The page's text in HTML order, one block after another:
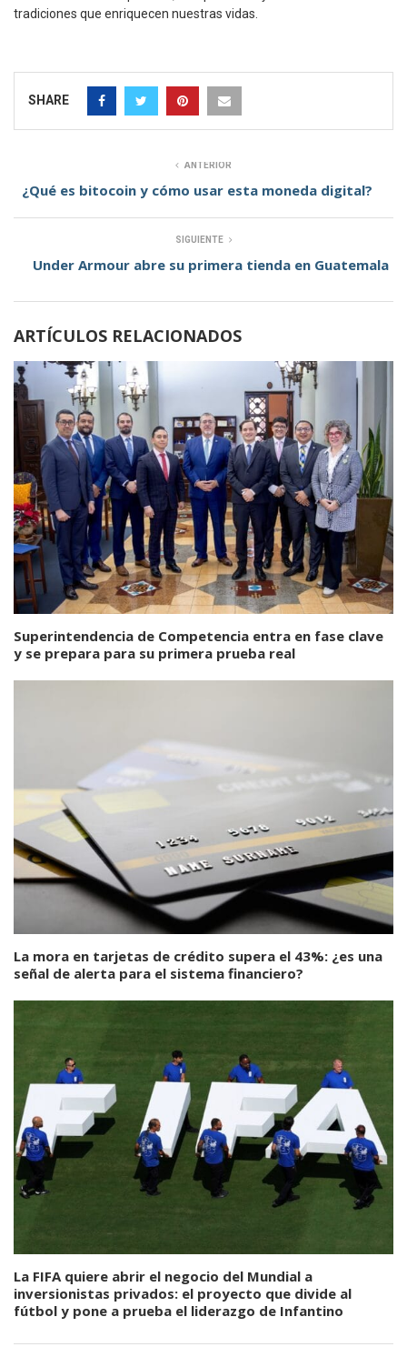
tradiciones que enriquecen nuestras vidas.
SHARE
ANTERIOR
¿Qué es bitocoin y cómo usar esta moneda digital?
SIGUIENTE
Under Armour abre su primera tienda en Guatemala
ARTÍCULOS RELACIONADOS
Superintendencia de Competencia entra en fase clave
y se prepara para su primera prueba real
La mora en tarjetas de crédito supera el 43%: ¿es una
señal de alerta para el sistema financiero?
La FIFA quiere abrir el negocio del Mundial a
inversionistas privados: el proyecto que divide al
fútbol y pone a prueba el liderazgo de Infantino